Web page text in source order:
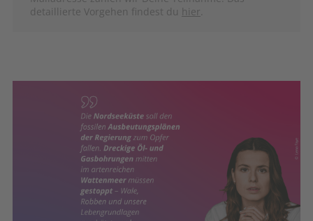
Auswirkungen auf Menschen und Natur vor Ort
Gefahr!
Schließe dich uns an!Deine Unterschrift ist der
erste Schritt zu echtem Meeresschutz. Lass uns
die Politik dazu bringen, endlich zu handeln und
den Schutz unserer Meere zu sichern.
detaillierte Vorgehen findest du hier